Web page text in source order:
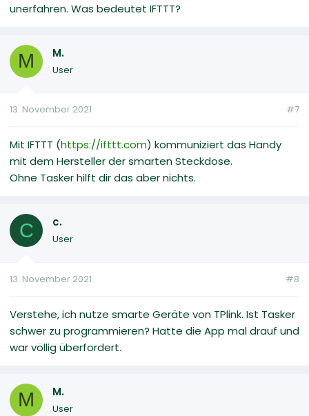
unerfahren. Was bedeutet IFTTT?
M M.
User
13. November 2021 #7
Mit IFTTT (https://ifttt.com) kommuniziert das Handy
mit dem Hersteller der smarten Steckdose.
Ohne Tasker hilft dir das aber nichts.
C c.
User
13. November 2021 #8
Verstehe, ich nutze smarte Geräte von TPlink. Ist Tasker
schwer zu programmieren? Hatte die App mal drauf und
war völlig überfordert.
M M.
User